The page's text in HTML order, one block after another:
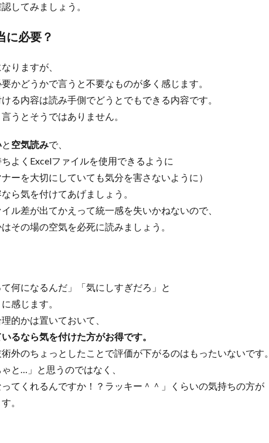
してみましょう。
に必要？
りますが、
かどうかで言うと不要なものが多く感じます。
る内容は読み手側でどうとでもできる内容です。
うとそうではありません。
と 空気読みで、
よくExcelファイルを使用できるように
ーを大切にしていても気分を害さないように）
ら気を付けてあげましょう。
ル差が出てかえって統一感を失いかねないので、
その場の空気を必死に読みましょう。
何になるんだ」「気にしすぎだろ」と
感じます。
的かは置いておいて、
るなら気を付けた方がお得です。
外のちょっとしたことで評価が下がるのはもったいないです。
と…」と思うのではなく、
ってくれるんですか！？ラッキー＾＾」くらいの気持ちの方が
。